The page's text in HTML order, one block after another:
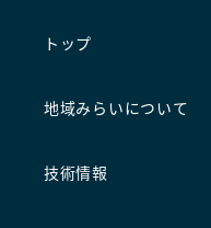
トップ
地域みらいについて
技術情報